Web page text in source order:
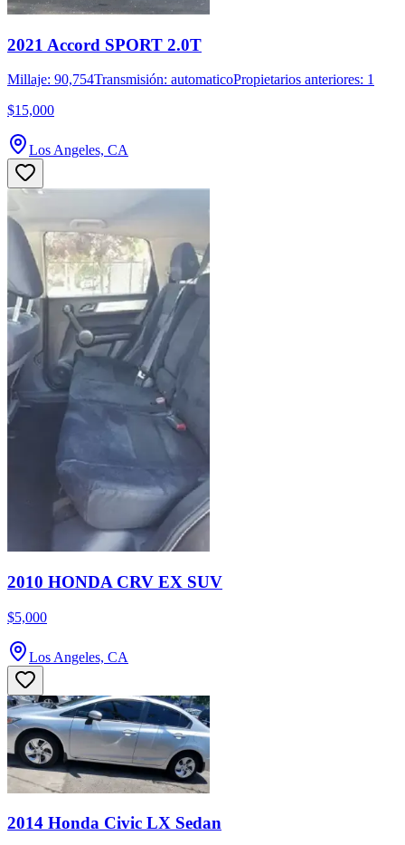
2021 Accord SPORT 2.0T
Millaje: 90,754Transmisión: automaticoPropietarios anteriores: 1
$15,000
Los Angeles, CA
2010 HONDA CRV EX SUV
$5,000
Los Angeles, CA
2014 Honda Civic LX Sedan